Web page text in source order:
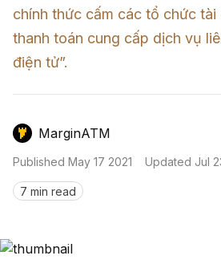
Kinh Nghiệm Đầu Tư
Sàn Giao Dịch
Mô Hình Biểu Đồ Giá
GameFi
Sign in
chính thức cấm các tổ chức
thanh toán cung cấp dịch vụ
điện tử”.
MarginATM
Published May 17 2021 Updated Jul
7 min read